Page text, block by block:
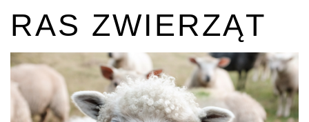
RAS ZWIERZĄT